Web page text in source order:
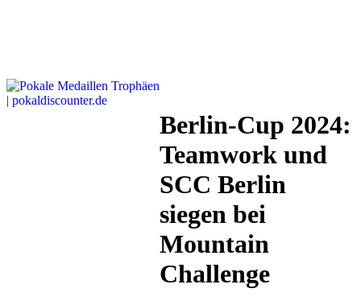
Berlin-Cup 2024:
Teamwork und
SCC Berlin
siegen bei
Mountain
Challenge